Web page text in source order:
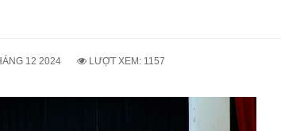
12 2024 LƯỢT XEM: 1157